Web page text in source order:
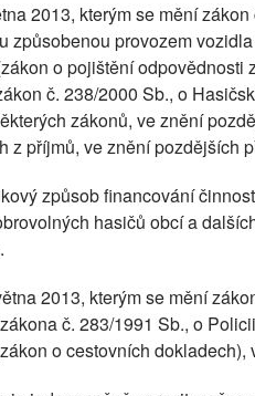
2013, kterým se mění
způsobenou provozem
o pojištění odpovědnosti
č. 238/2000 Sb., o
zákonů, ve znění
z příjmů, ve znění pozdějších
způsob financování
hasičů obcí a
2013, kterým se mění
č. 283/1991 Sb., o
o cestovních